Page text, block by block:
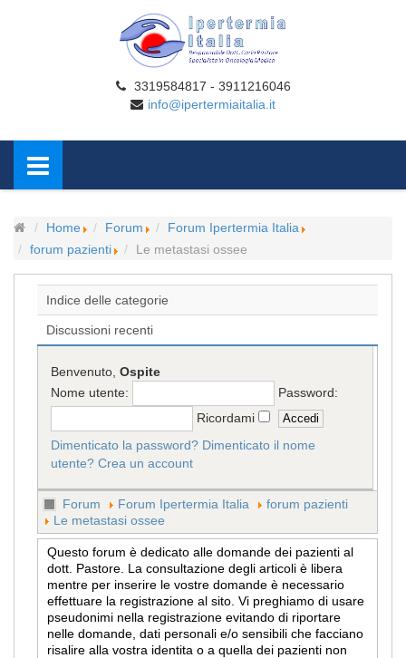
3319584817 - 3911216046
info@ipertermiaitalia.it
Home Forum
Forum Ipertermia Italia
forum pazienti
Le metastasi ossee
Indice delle categorie
Discussioni recenti
Benvenuto,Ospite
Nome utente:
Password:
Ricordami
Dimenticato la password? Dimenticato il nome
utente? Crea un account
Forum Forum Ipertermia Italia
forum pazienti
Le metastasi ossee
Questo forum è dedicato alle domande dei pazienti al
dott. Pastore. La consultazione degli articoli è libera
mentre per inserire le vostre domande è necessario
effettuare la registrazione al sito. Vi preghiamo di usare
pseudonimi nella registrazione evitando di riportare
nelle domande, dati personali e/o sensibili che facciano
risalire alla vostra identita o a quella dei pazienti non